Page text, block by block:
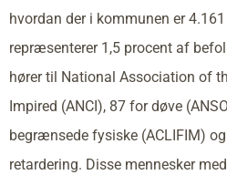
hvordan der i kommunen er
repræsenterer 1,5 procent af
hører til National Association of
Impired (ANCI), 87 for døve
begrænsede fysiske (ACLIFIM)
retardering. Disse mennesker